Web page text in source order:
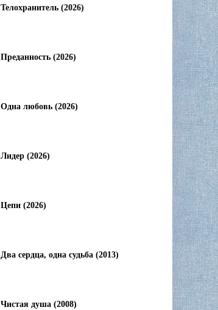
Телохранитель (2026)
Преданность (2026)
Одна любовь (2026)
Лидер (2026)
Цепи (2026)
Два сердца, одна судьба (2013)
Чистая душа (2008)